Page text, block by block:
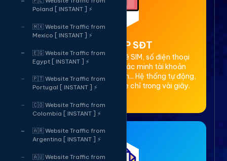
Poland [ INSTANT ] ⚡
🇲🇽 Website Traffic from
Mexico [ INSTANT ] ⚡
🇪🇬 Website Traffic from
Egypt [ INSTANT ] ⚡
🇵🇹 Website Traffic from
Portugal [ INSTANT ] ⚡
🇨🇴 Website Traffic from
Colombia [ INSTANT ] ⚡
🇦🇷 Website Traffic from
Argentina [ INSTANT ] ⚡
🇦🇺 Website Traffic from
2. Thuê OTP SĐT
Cung cấp dịch vụ cho thuê SIM, số điện thoại
(SĐT) để nhận mã OTP xác minh tài khoản
Facebook, Google, Telegram... Hệ thống tự động,
bảo mật, giá rẻ, nhận code chỉ trong vài giây.